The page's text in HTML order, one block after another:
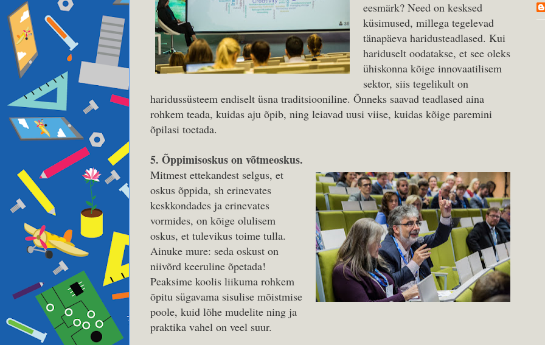
eesmärk? Need on kesksed
küsimused, millega tegelevad
tänapäeva haridusteadlased. Kui
hariduselt oodatakse, et see oleks
ühiskonna kõige innovaatilisem
sektor, siis tegelikult on
haridussüsteem endiselt üsna traditsiooniline. Õnneks saavad teadlased aina
rohkem teada, kuidas aju õpib, ning leiavad uusi viise, kuidas kõige paremini
õpilasi toetada.
5. Õppimisoskus on võtmeoskus.
Mitmest ettekandest selgus, et
oskus õppida, sh erinevates
keskkondades ja erinevates
vormides, on kõige olulisem
oskus, et tulevikus toime tulla.
Ainuke mure: seda oskust on
niivõrd keeruline õpetada!
Peaksime koolis liikuma rohkem
õpitu sügavama sisulise mõistmise
poole, kuid lõhe mudelite ning ja
praktika vahel on veel suur.